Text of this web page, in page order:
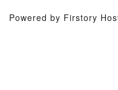
Powered by Firstory